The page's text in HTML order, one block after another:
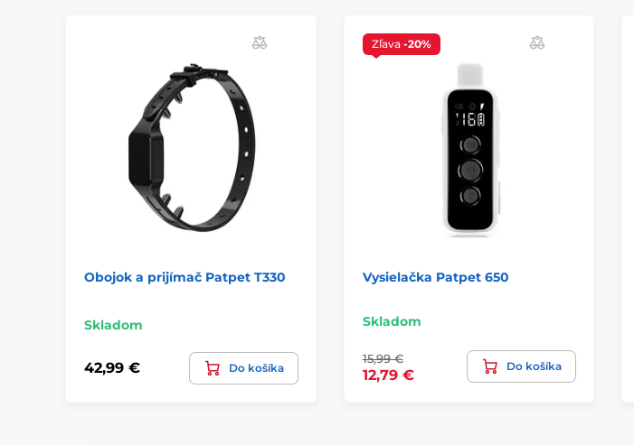
Obojok a prijímač Patpet T330
Skladom
42,99 € Do košíka
Zľava -20%
Vysielačka Patpet 650
Skladom
15,99 €
12,79 €
Do košíka